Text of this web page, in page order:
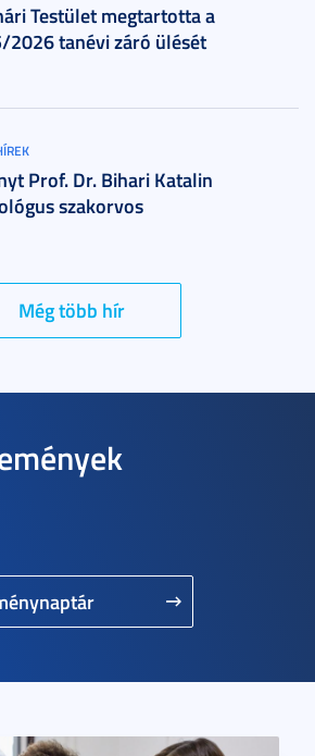
Testület megtartotta a
2026 tanévi záró ülését
Prof. Dr. Bihari Katalin
szakorvos
Még több hír